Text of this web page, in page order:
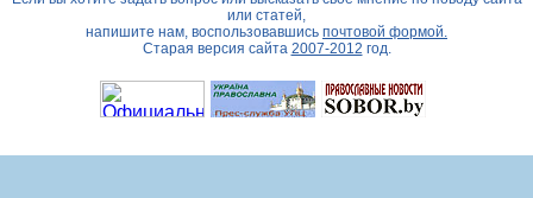
или статей,
напишите нам, воспользовавшись почтовой формой.
Старая версия сайта 2007-2012 год.